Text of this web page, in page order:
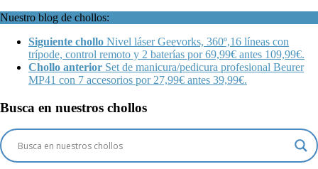
Nuestro blog de chollos:
Siguiente chollo Nivel láser Geevorks, 360º,16 líneas con
trípode, control remoto y 2 baterías por 69,99€ antes 109,99€.
Chollo anterior Set de manicura/pedicura profesional Beurer
MP41 con 7 accesorios por 27,99€ antes 39,99€.
Busca en nuestros chollos